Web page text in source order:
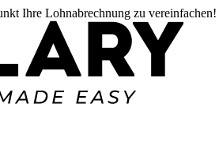
Ihre Lohnabrechnung zu vereinfachen!